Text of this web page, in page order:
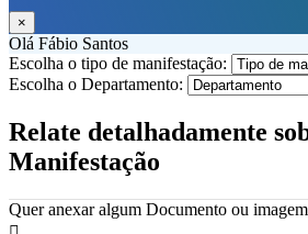
×
Olá Fábio Santos
Escolha o tipo de manifestação:
Escolha o Departamento:
Relate detalhadamente
Manifestação
Quer anexar algum Documento ou